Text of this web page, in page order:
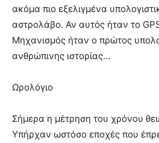
ακόμα πιο εξελιγμένα
αστρολάβο. Αν αυτός ήταν το
Μηχανισμός ήταν ο πρώτος
ανθρώπινης ιστορίας…
Ωρολόγιο
Σήμερα η μέτρηση του χρόνου
Υπήρχαν ωστόσο εποχές που